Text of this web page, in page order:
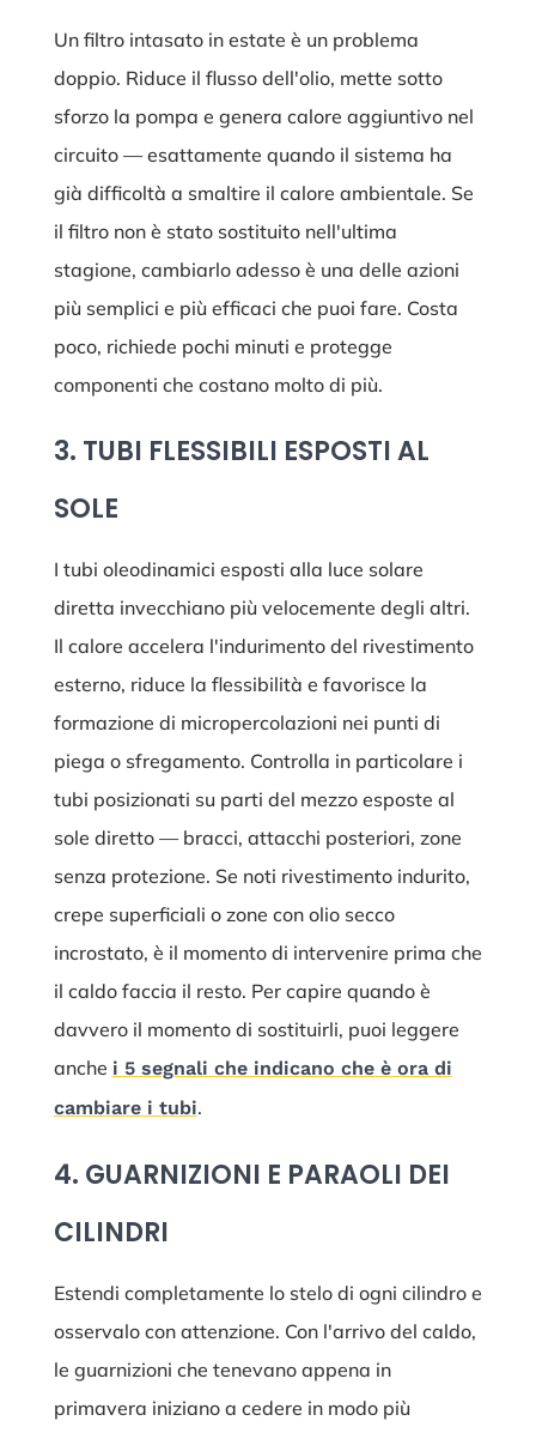
Un filtro intasato in estate è un problema
doppio. Riduce il flusso dell'olio, mette sotto
sforzo la pompa e genera calore aggiuntivo nel
circuito — esattamente quando il sistema ha
già difficoltà a smaltire il calore ambientale. Se
il filtro non è stato sostituito nell'ultima
stagione, cambiarlo adesso è una delle azioni
più semplici e più efficaci che puoi fare. Costa
poco, richiede pochi minuti e protegge
componenti che costano molto di più.
3. TUBI FLESSIBILI ESPOSTI AL
SOLE
I tubi oleodinamici esposti alla luce solare
diretta invecchiano più velocemente degli altri.
Il calore accelera l'indurimento del rivestimento
esterno, riduce la flessibilità e favorisce la
formazione di micropercolazioni nei punti di
piega o sfregamento. Controlla in particolare i
tubi posizionati su parti del mezzo esposte al
sole diretto — bracci, attacchi posteriori, zone
senza protezione. Se noti rivestimento indurito,
crepe superficiali o zone con olio secco
incrostato, è il momento di intervenire prima che
il caldo faccia il resto. Per capire quando è
davvero il momento di sostituirli, puoi leggere
anche i 5 segnali che indicano che è ora di
cambiare i tubi.
4. GUARNIZIONI E PARAOLI DEI
CILINDRI
Estendi completamente lo stelo di ogni cilindro e
osservalo con attenzione. Con l'arrivo del caldo,
le guarnizioni che tenevano appena in
primavera iniziano a cedere in modo più